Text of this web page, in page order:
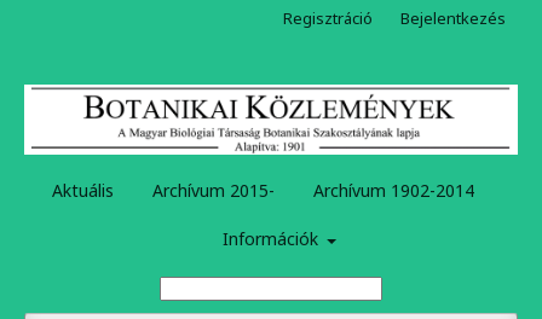
Aktuális Archívum 2015- Archívum 1902-2014
Információk
Regisztráció Bejelentkezés